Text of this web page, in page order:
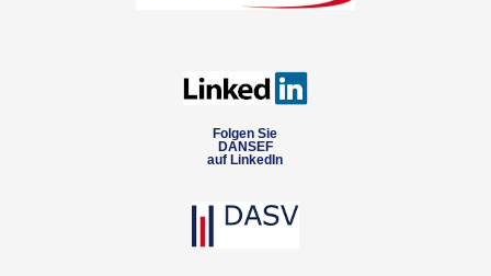
Folgen Sie
DANSEF
auf LinkedIn